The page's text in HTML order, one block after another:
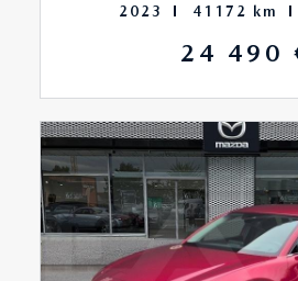
airbags rideaux ar
antidémarrage électronique
appel d'urgence localisé
2023 41172 km
24 490